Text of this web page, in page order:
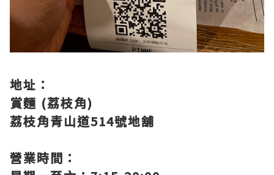
地址：
賞麵 (荔枝角)
荔枝角青山道514號地舖
營業時間：